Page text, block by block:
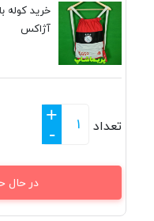
خرید کوله
آژاکس
تعداد
+
-
در حال